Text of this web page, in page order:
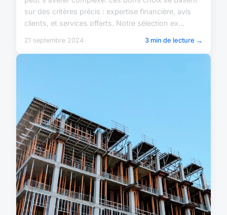
sur des critères précis : expertise financière, avis
clients, et services offerts. Notre sélection ex...
21 septembre 2024 3 min de lecture →